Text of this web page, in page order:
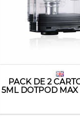
PACK DE 2
5ML DOTPOD